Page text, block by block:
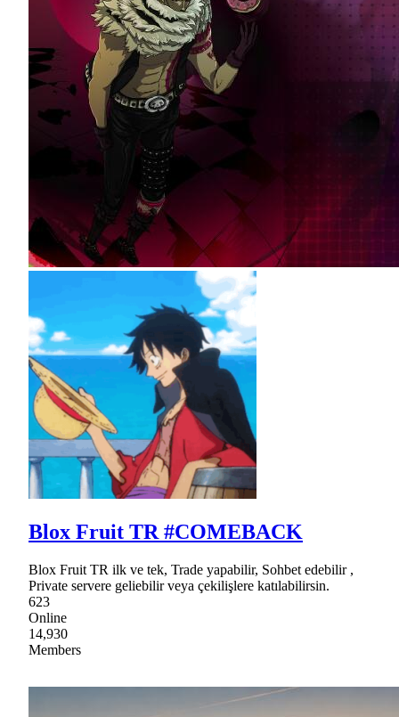
Blox Fruit TR #COMEBACK
Blox Fruit TR ilk ve tek, Trade yapabilir, Sohbet edebilir ,
Private servere geliebilir veya çekilişlere katılabilirsin.
623
Online
14,930
Members